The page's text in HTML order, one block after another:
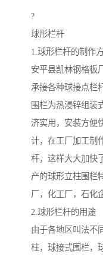
?
球形栏杆
1.球形栏杆的制作
安平县凯林钢格板
承接各种球接点栏
围栏为热浸锌组装
济实用，安装方便
计，在工厂加工制
杆，这样大大加快
产的球形立柱围栏
厂，化工厂，石化
2.球形栏杆的用途
由于各地区叫法不
柱，球接式围栏，